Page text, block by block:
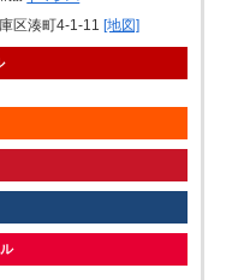
区湊町4-1-11 [地図]